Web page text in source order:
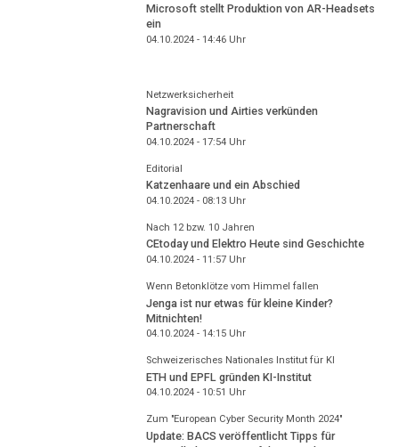
Microsoft stellt Produktion von AR-Headsets
ein
04.10.2024 - 14:46Uhr
Netzwerksicherheit
Nagravision und Airties verkünden
Partnerschaft
04.10.2024 - 17:54Uhr
Editorial
Katzenhaare und ein Abschied
04.10.2024 - 08:13Uhr
Nach 12 bzw. 10 Jahren
CEtoday und Elektro Heute sind Geschichte
04.10.2024 - 11:57Uhr
Wenn Betonklötze vom Himmel fallen
Jenga ist nur etwas für kleine Kinder?
Mitnichten!
04.10.2024 - 14:15Uhr
Schweizerisches Nationales Institut für KI
ETH und EPFL gründen KI-Institut
04.10.2024 - 10:51 Uhr
Zum "European Cyber Security Month 2024"
Update: BACS veröffentlicht Tipps für